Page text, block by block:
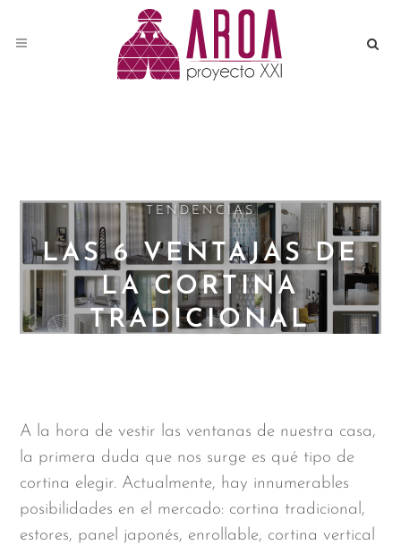
TENDENCIAS
LAS 6 VENTAJAS DE
LA CORTINA
TRADICIONAL
A la hora de vestir las ventanas de nuestra casa,
la primera duda que nos surge es qué tipo de
cortina elegir. Actualmente, hay innumerables
posibilidades en el mercado: cortina tradicional,
estores, panel japonés, enrollable, cortina vertical